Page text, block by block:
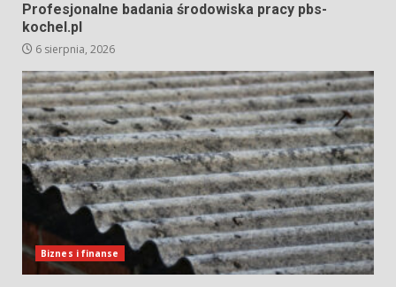
Profesjonalne badania środowiska pracy pbs-
kochel.pl
6 sierpnia, 2026
Biznes i finanse